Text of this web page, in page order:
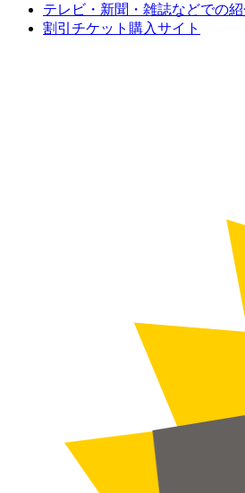
テレビ・新聞・雑誌などでの紹
割引チケット購入サイト